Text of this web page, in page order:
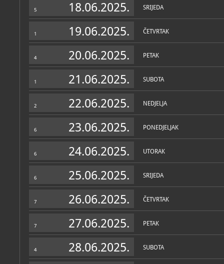
5 18.06.2025. SRIJEDA
1 19.06.2025. ČETVRTAK
4 20.06.2025. PETAK
1 21.06.2025. SUBOTA
2 22.06.2025. NEDJELJA
6 23.06.2025. PONEDJELJAK
6 24.06.2025. UTORAK
6 25.06.2025. SRIJEDA
7 26.06.2025. ČETVRTAK
7 27.06.2025. PETAK
4 28.06.2025. SUBOTA